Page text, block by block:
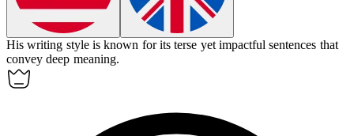
His writing style is known for itsterse yet impactful sentences that
convey deep meaning.